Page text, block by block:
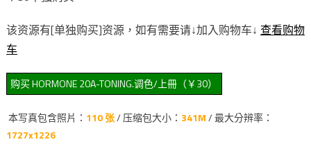
该资源有[单独购买]资源，如有需要请↓加入购物车↓ 查看购物
车
本写真包含照片： 110 张/ 压缩包大小： 341M/ 最大分辨率：
1727x1226